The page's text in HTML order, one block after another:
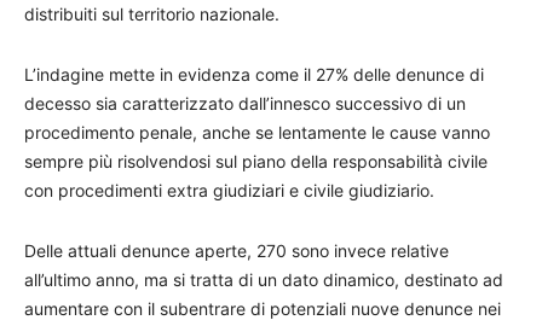
distribuiti sul territorio nazionale.
L’indagine mette in evidenza come il 27% delle denunce di
decesso sia caratterizzato dall’innesco successivo di un
procedimento penale, anche se lentamente le cause vanno
sempre più risolvendosi sul piano della responsabilità civile
con procedimenti extra giudiziari e civile giudiziario.
Delle attuali denunce aperte, 270 sono invece relative
all’ultimo anno, ma si tratta di un dato dinamico, destinato ad
aumentare con il subentrare di potenziali nuove denunce nei